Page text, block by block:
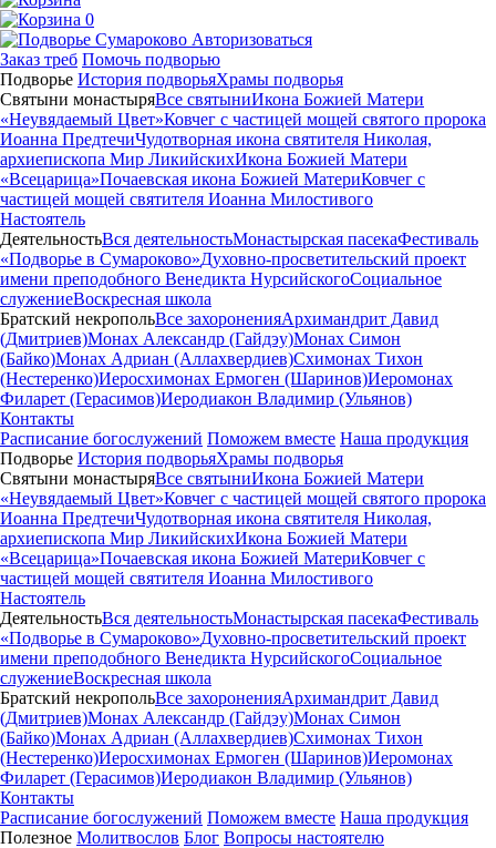
0
Авторизоваться
Заказ треб Помочь подворью
Подворье История подворьяХрамы подворья
Святыни монастыряВсе святыниИкона Божией Матери
«Неувядаемый Цвет»Ковчег с частицей мощей святого пророка
Иоанна ПредтечиЧудотворная икона святителя Николая,
архиепископа Мир ЛикийскихИкона Божией Матери
«Всецарица»Почаевская икона Божией МатериКовчег с
частицей мощей святителя Иоанна Милостивого
Настоятель
ДеятельностьВся деятельностьМонастырская пасекаФестиваль
«Подворье в Сумароково»Духовно-просветительский проект
имени преподобного Венедикта НурсийскогоСоциальное
служениеВоскресная школа
Братский некропольВсе захороненияАрхимандрит Давид
(Дмитриев)Монах Александр (Гайдэу)Монах Симон
(Байко)Монах Адриан (Аллахвердиев)Схимонах Тихон
(Нестеренко)Иеросхимонах Ермоген (Шаринов)Иеромонах
Филарет (Герасимов)Иеродиакон Владимир (Ульянов)
Контакты
Расписание богослужений Поможем вместе Наша продукция
Подворье История подворьяХрамы подворья
Святыни монастыряВсе святыниИкона Божией Матери
«Неувядаемый Цвет»Ковчег с частицей мощей святого пророка
Иоанна ПредтечиЧудотворная икона святителя Николая,
архиепископа Мир ЛикийскихИкона Божией Матери
«Всецарица»Почаевская икона Божией МатериКовчег с
частицей мощей святителя Иоанна Милостивого
Настоятель
ДеятельностьВся деятельностьМонастырская пасекаФестиваль
«Подворье в Сумароково»Духовно-просветительский проект
имени преподобного Венедикта НурсийскогоСоциальное
служениеВоскресная школа
Братский некропольВсе захороненияАрхимандрит Давид
(Дмитриев)Монах Александр (Гайдэу)Монах Симон
(Байко)Монах Адриан (Аллахвердиев)Схимонах Тихон
(Нестеренко)Иеросхимонах Ермоген (Шаринов)Иеромонах
Филарет (Герасимов)Иеродиакон Владимир (Ульянов)
Контакты
Расписание богослужений Поможем вместе Наша продукция
Полезное Молитвослов Блог Вопросы настоятелю